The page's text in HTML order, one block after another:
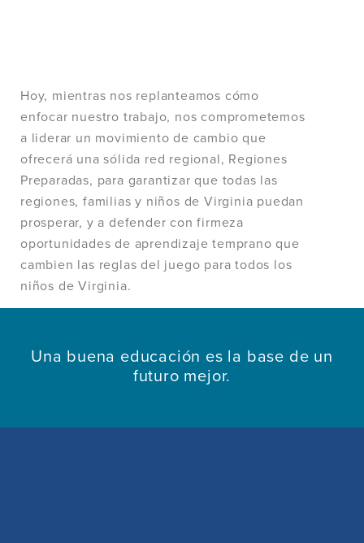
Hoy, mientras nos replanteamos cómo
enfocar nuestro trabajo, nos comprometemos
a liderar un movimiento de cambio que
ofrecerá una sólida red regional, Regiones
Preparadas, para garantizar que todas las
regiones, familias y niños de Virginia puedan
prosperar, y a defender con firmeza
oportunidades de aprendizaje temprano que
cambien las reglas del juego para todos los
niños de Virginia.
Una buena educación es la base de un
futuro mejor.